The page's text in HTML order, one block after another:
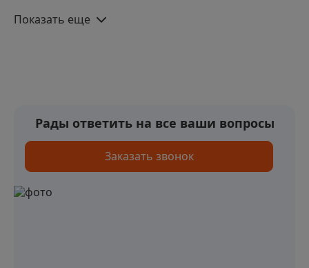
Показать еще
Рады ответить на все ваши вопросы
Заказать звонок